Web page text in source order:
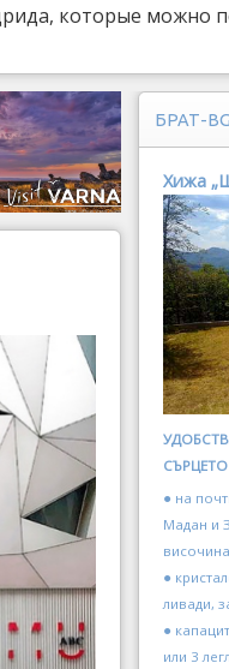
которые можно
БРАТ-BG
Хижа
● на
Мадан и
височина
●
ливади,
●
или 3